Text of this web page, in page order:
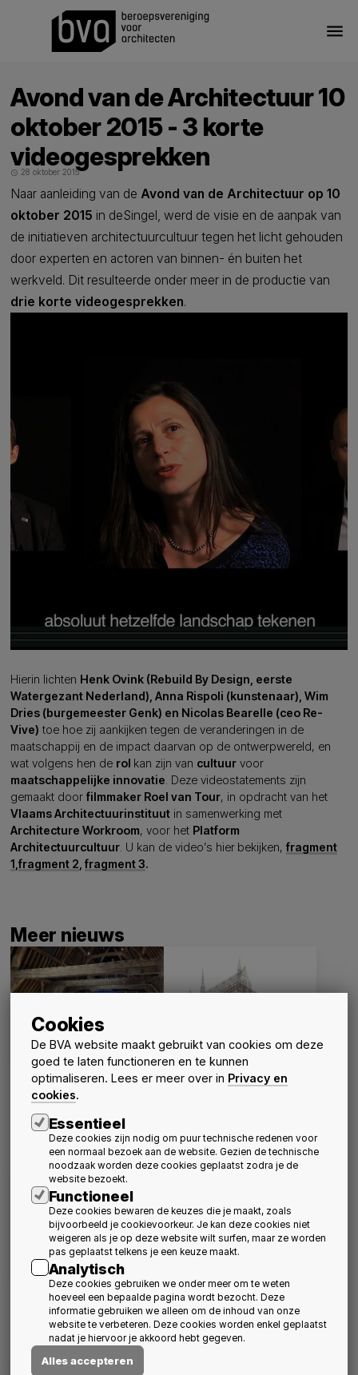
Cookies
De BVA website maakt gebruikt van cookies om deze
goed te laten functioneren en te kunnen
optimaliseren. Lees er meer over in Privacy en
cookies.
Essentieel
Deze cookies zijn nodig om puur technische redenen voor
een normaal bezoek aan de website. Gezien de technische
noodzaak worden deze cookies geplaatst zodra je de
website bezoekt.
Functioneel
Deze cookies bewaren de keuzes die je maakt, zoals
bijvoorbeeld je cookievoorkeur. Je kan deze cookies niet
weigeren als je op deze website wilt surfen, maar ze worden
pas geplaatst telkens je een keuze maakt.
Analytisch
Deze cookies gebruiken we onder meer om te weten
hoeveel een bepaalde pagina wordt bezocht. Deze
informatie gebruiken we alleen om de inhoud van onze
website te verbeteren. Deze cookies worden enkel geplaatst
nadat je hiervoor je akkoord hebt gegeven.
Alles accepteren
menu
Avond van de Architectuur 10
oktober 2015 - 3 korte
videogesprekken
schedule 28 oktober 2015
Naar aanleiding van de Avond van de Architectuur op 10
oktober 2015 in deSingel, werd de visie en de aanpak van
de initiatieven architectuurcultuur tegen het licht gehouden
door experten en actoren van binnen- én buiten het
werkveld. Dit resulteerde onder meer in de productie van
drie korte videogesprekken.
Hierin lichten Henk Ovink (Rebuild By Design, eerste
Watergezant Nederland), Anna Rispoli (kunstenaar), Wim
Dries (burgemeester Genk) en Nicolas Bearelle (ceo Re-
Vive) toe hoe zij aankijken tegen de veranderingen in de
maatschappij en de impact daarvan op de ontwerpwereld, en
wat volgens hen de rol kan zijn van cultuur voor
maatschappelijke innovatie . Deze videostatements zijn
gemaakt door filmmaker Roel van Tour, in opdracht van het
Vlaams Architectuurinstituut in samenwerking met
Architecture Workroom, voor het Platform
Architectuurcultuur . U kan de video’s hier bekijken, fragment
1 fragment 2 fragment 3.
Meer nieuws
Jonge architecten over
de opleiding en het
beroep van architect
Activiteiten Nieuws
20 oktober 2026
Sluit aan bij het
Nieuws
schedule15 september 2026
BVA & Davos
Over BVA
1 september 2026
Uitnodiging Algemene
Vergadering 2026
Nieuws Activiteiten
schedule3 augustus 2026